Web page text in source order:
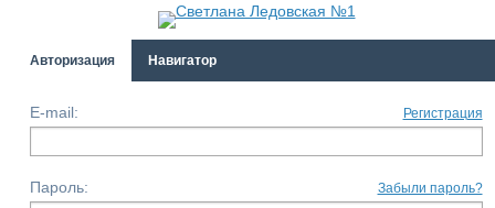
Авторизация Навигатор
E-mail: Регистрация
Пароль: Забыли пароль?